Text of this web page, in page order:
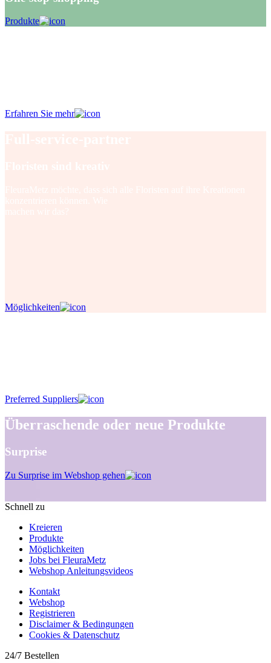
Produkte
Erfahren Sie mehr
Möglichkeiten
Preferred Suppliers
Überraschende oder neue Produkte
Surprise
Zu Surprise im Webshop gehen
Schnell zu
Kreieren
Produkte
Möglichkeiten
Jobs bei FleuraMetz
Webshop Anleitungsvideos
Kontakt
Webshop
Registrieren
Disclaimer & Bedingungen
Cookies & Datenschutz
24/7 Bestellen